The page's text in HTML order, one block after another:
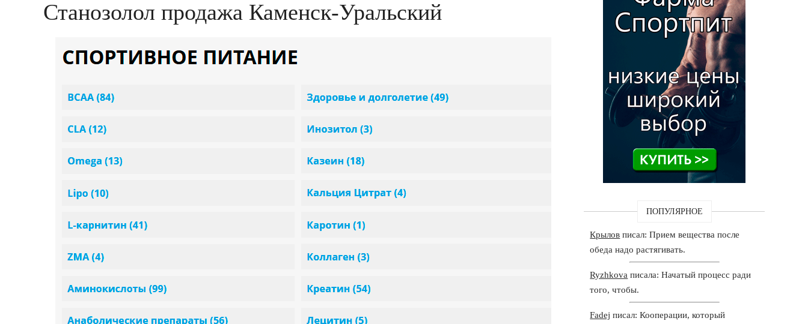
Станозолол продажа Каменск-Уральский
ПОПУЛЯРНОЕ
Крылов писал: Прием вещества после
обеда надо растягивать.
Ryzhkova писала: Начатый процесс ради
того, чтобы.
Fadej писал: Кооперации, который